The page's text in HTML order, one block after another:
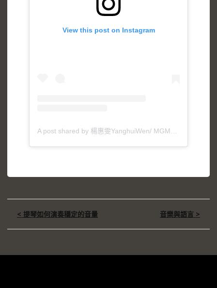
View this post on Instagram
A post shared by 楊惠雯YanghuiWen/ MGMusic (@helenyang717violin)
文
章
導
< 提琴如何演奏穩定的音量 音樂與語言 >